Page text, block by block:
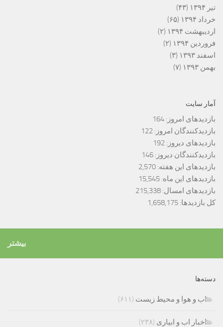
تیر ۱۳۹۴
(۴۳)
خرداد ۱۳۹۴
(۶۵)
اردیبهشت ۱۳۹۴
(۲)
فروردین ۱۳۹۴
(۲)
اسفند ۱۳۹۳
(۳)
بهمن ۱۳۹۳
(۷)
آمار سایت
بازدیدهای امروز: 164
بازدیدکنندگان امروز: 122
بازدیدهای دیروز: 192
بازدیدکنندگان دیروز: 146
بازدیدهای این هفته: 2,570
بازدیدهای این ماه: 15,545
بازدیدهای امسال: 215,338
کل بازدیدها: 1,658,175
بیشتر
دسته‌ها
اب و هوا و محیط زیست (۶۱۱)
اخبار اب و ابیاری (۲۳۸)